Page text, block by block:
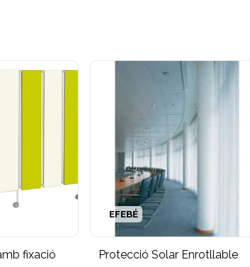
fixació
Protecció Solar Enrotllable
EFEBÉ